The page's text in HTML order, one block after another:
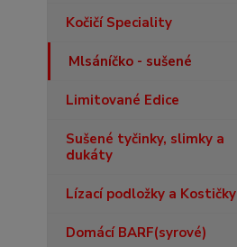
Kočičí Speciality
Mlsáníčko - sušené
Limitované Edice
Sušené tyčinky, slimky a
dukáty
Lízací podložky a Kostičky
Domácí BARF(syrové)